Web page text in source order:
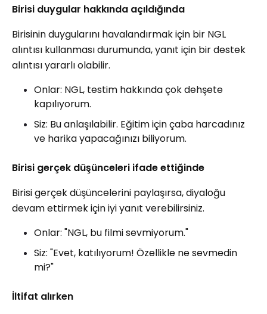
Birisi duygular hakkında açıldığında
Birisinin duygularını havalandırmak için bir NGL
alıntısı kullanması durumunda, yanıt için bir destek
alıntısı yararlı olabilir.
Onlar: NGL, testim hakkında çok dehşete
kapılıyorum.
Siz: Bu anlaşılabilir. Eğitim için çaba harcadınız
ve harika yapacağınızı biliyorum.
Birisi gerçek düşünceleri ifade ettiğinde
Birisi gerçek düşüncelerini paylaşırsa, diyaloğu
devam ettirmek için iyi yanıt verebilirsiniz.
Onlar: "NGL, bu filmi sevmiyorum."
Siz: "Evet, katılıyorum! Özellikle ne sevmedin
mi?"
İltifat alırken